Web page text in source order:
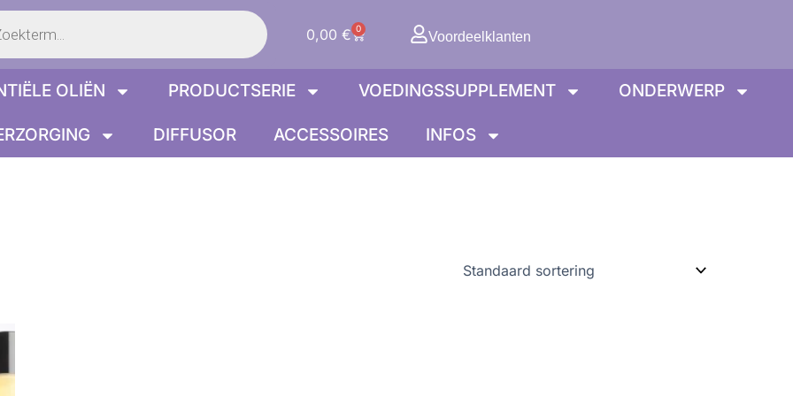
0,00 € 0
WinkelwagenVoordeelklanten
OLIËN PRODUCTSERIE VOEDINGSSUPPLEMENT ONDERWERP
DIFFUSOR ACCESSOIRES INFOS